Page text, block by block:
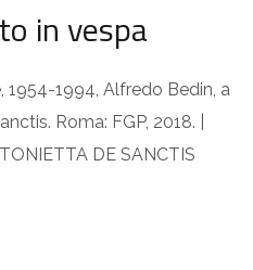
in vespa
1954-1994, Alfredo Bedin, a
Roma: FGP, 2018. |
DE SANCTIS